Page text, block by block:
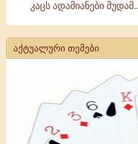
კაცს ადამიანები
აქტუალური თემები